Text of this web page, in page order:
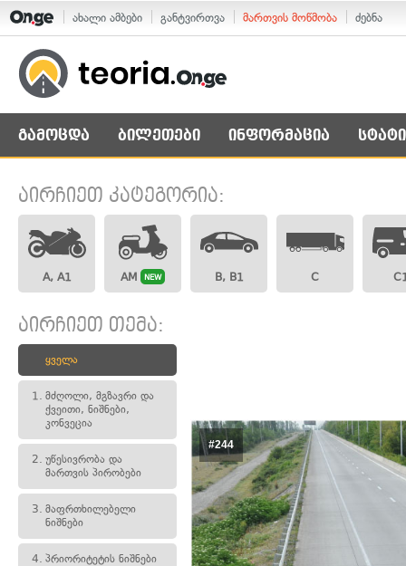
ახალი ამბები განტვირთვა მართვის მოწმობა ძებნა
გამოცდა ბილეთები ინფორმაცია
აირჩიეთ კატეგორია:
A, A1 AM NEW B, B1 C
აირჩიეთ თემა:
ყველა
1. მძღოლი, მგზავრი და
ქვეითი, ნიშნები,
კონვეცია
2. უწესივრობა და
მართვის პირობები
3. მაფრთხილებელი
ნიშნები
4. პრიორიტეტის ნიშნები
#244